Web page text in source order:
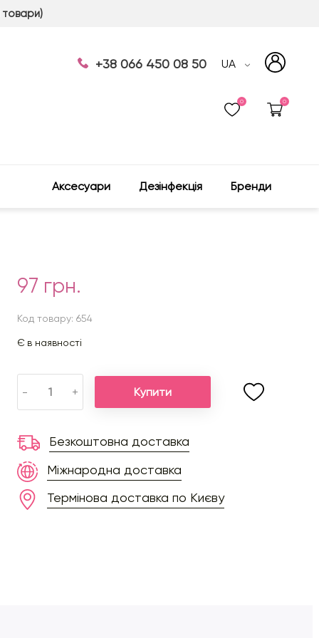
товари)
+38 066 450 08 50 UA
0 0
Аксесуари Дезінфекція Бренди
97 грн.
Код товару: 654
Є в наявності
- + Купити
Безкоштовна доставка
Міжнародна доставка
Термінова доставка по Києву